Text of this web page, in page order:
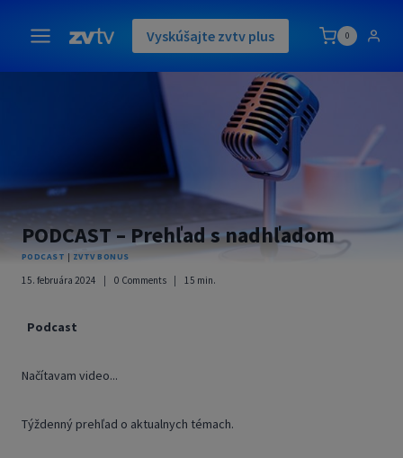
content
Vyskúšajte zvtv plus 0
PODCAST – Prehľad s nadhľadom
PODCAST | ZVTV BONUS
15. februára 2024 0 Comments 15 min.
Podcast
Načítavam video...
Týždenný prehľad o aktualnych témach.